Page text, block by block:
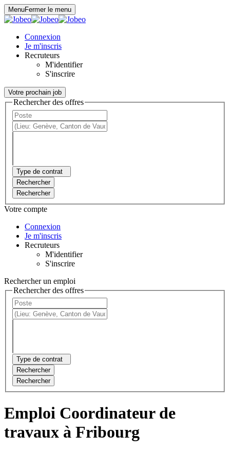
MenuFermer le menu
Connexion
Je m'inscris
Recruteurs
M'identifier
S'inscrire
Votre prochain job
Rechercher des offres
Type de contrat
Rechercher
Rechercher
Votre compte
Connexion
Je m'inscris
Recruteurs
M'identifier
S'inscrire
Rechercher un emploi
Rechercher des offres
Type de contrat
Rechercher
Rechercher
Emploi Coordinateur de
travaux à Fribourg
Panneau de gestion des cookies